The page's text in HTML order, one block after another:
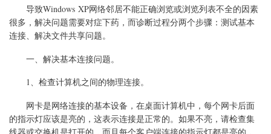
彻
底
解
享
导致Windows XP网络邻居不能正确浏览或浏览列表不全的因素
很多，解决问题需要对症下药，而诊断过程分两个步骤：测试基本
连接、解决文件共享问题。
一、解决基本连接问题。
1、检查计算机之间的物理连接。
网卡是网络连接的基本设备，在桌面计算机中，每个网卡后面
的指示灯应该是亮的，这表示连接是正常的。如果不亮，请检查集